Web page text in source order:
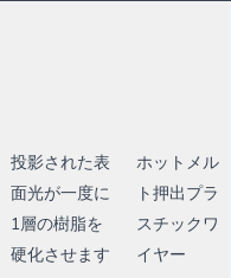
投影された表
面光が一度に
1層の樹脂を
硬化させます
ホットメル
ト押出プラ
スチックワ
イヤー